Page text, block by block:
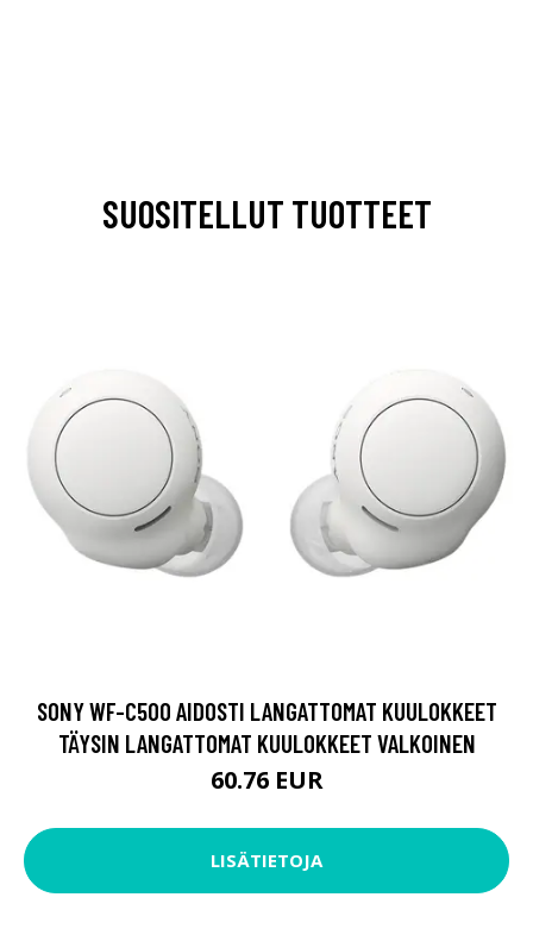
SUOSITELLUT TUOTTEET
SONY WF-C500 AIDOSTI LANGATTOMAT KUULOKKEET
TÄYSIN LANGATTOMAT KUULOKKEET VALKOINEN
60.76 EUR
LISÄTIETOJA